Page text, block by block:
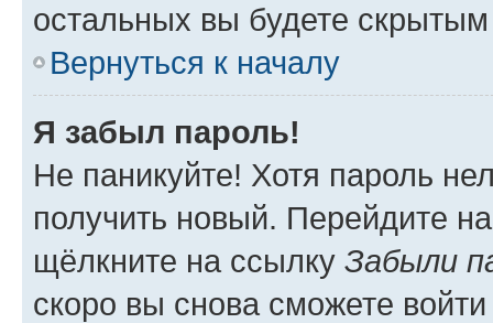
остальных вы будете
Вернуться к началу
Я забыл пароль!
Не паникуйте! Хотя пароль
получить новый. Перейдите
щёлкните на ссылку Забыли
скоро вы снова сможете